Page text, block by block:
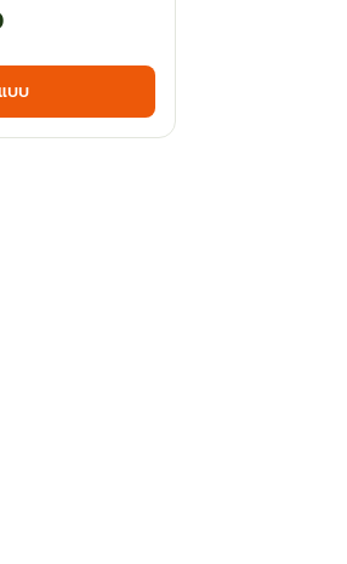
Price
range:
฿60.30
through
บบ
This
has